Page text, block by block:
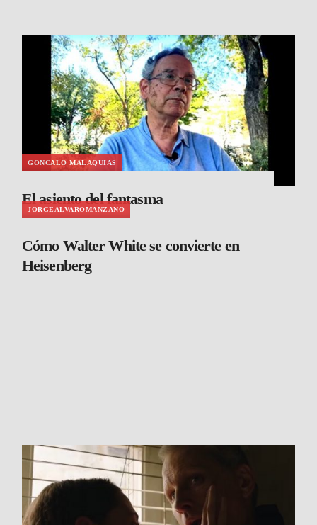
GONCALO MALAQUIAS
El asiento del fantasma
JORGEALVAROMANZANO
Cómo Walter White se convierte en
Heisenberg